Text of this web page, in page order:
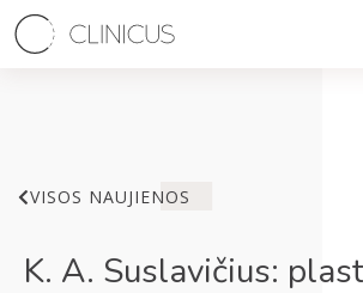
VISOS NAUJIENOS
K. A. Suslavičius: